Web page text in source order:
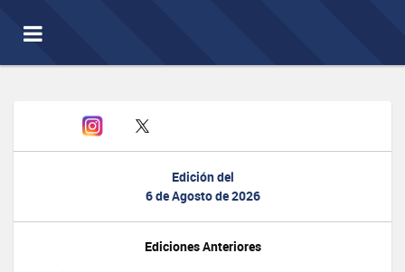
Toggle
navigation
Edición del
6 de Agosto de 2026
Ediciones Anteriores